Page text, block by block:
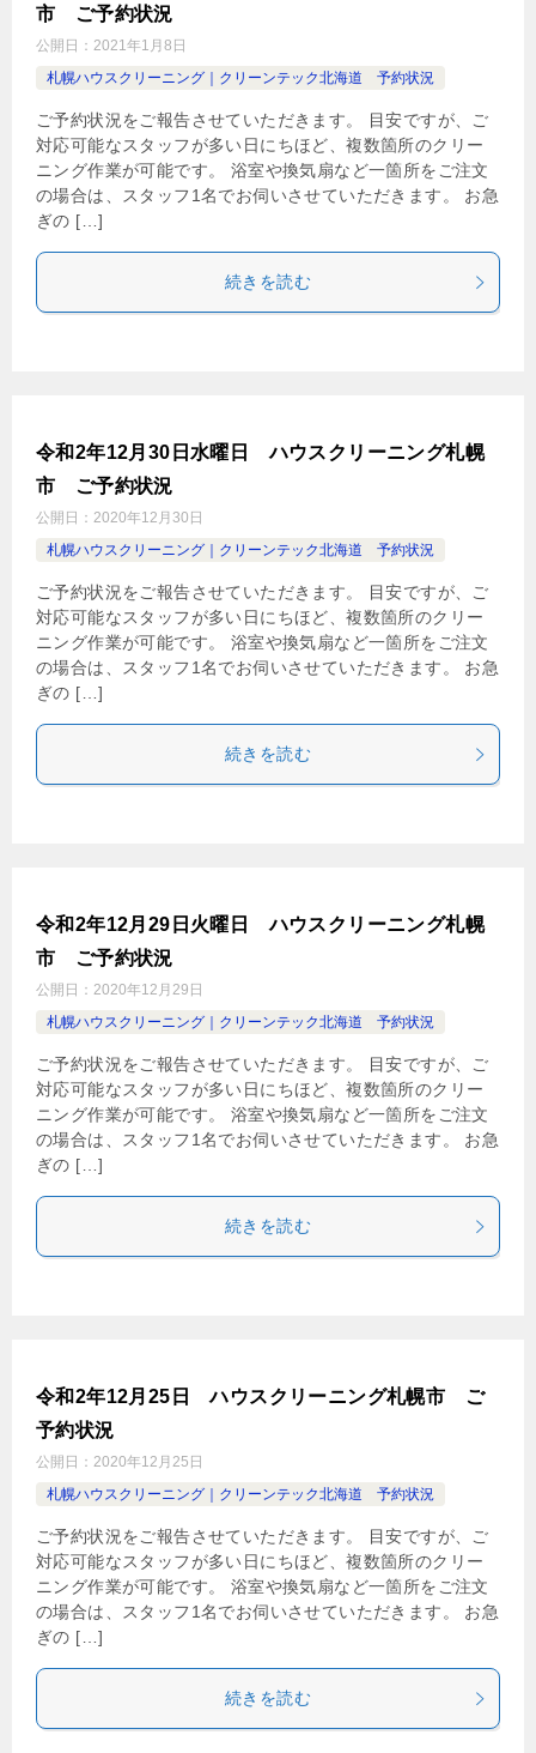
市 ご予約状況
公開日： 2021年1月8日
札幌ハウスクリーニング｜クリーンテック北海道 予約状況
ご予約状況をご報告させていただきます。 目安ですが、ご
対応可能なスタッフが多い日にちほど、複数箇所のクリー
ニング作業が可能です。 浴室や換気扇など一箇所をご注文
の場合は、スタッフ1名でお伺いさせていただきます。 お急
ぎの […]
続きを読む
令和2年12月30日水曜日 ハウスクリーニング札幌
市 ご予約状況
公開日： 2020年12月30日
札幌ハウスクリーニング｜クリーンテック北海道 予約状況
ご予約状況をご報告させていただきます。 目安ですが、ご
対応可能なスタッフが多い日にちほど、複数箇所のクリー
ニング作業が可能です。 浴室や換気扇など一箇所をご注文
の場合は、スタッフ1名でお伺いさせていただきます。 お急
ぎの […]
続きを読む
令和2年12月29日火曜日 ハウスクリーニング札幌
市 ご予約状況
公開日： 2020年12月29日
札幌ハウスクリーニング｜クリーンテック北海道 予約状況
ご予約状況をご報告させていただきます。 目安ですが、ご
対応可能なスタッフが多い日にちほど、複数箇所のクリー
ニング作業が可能です。 浴室や換気扇など一箇所をご注文
の場合は、スタッフ1名でお伺いさせていただきます。 お急
ぎの […]
続きを読む
令和2年12月25日 ハウスクリーニング札幌市 ご
予約状況
公開日： 2020年12月25日
札幌ハウスクリーニング｜クリーンテック北海道 予約状況
ご予約状況をご報告させていただきます。 目安ですが、ご
対応可能なスタッフが多い日にちほど、複数箇所のクリー
ニング作業が可能です。 浴室や換気扇など一箇所をご注文
の場合は、スタッフ1名でお伺いさせていただきます。 お急
ぎの […]
続きを読む